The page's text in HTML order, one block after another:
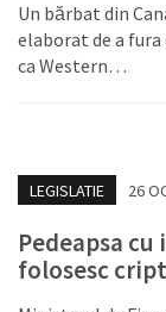
Un bărbat din
elaborat de a
ca Western…
LEGISLATIE 26
Pedeapsa
folosesc